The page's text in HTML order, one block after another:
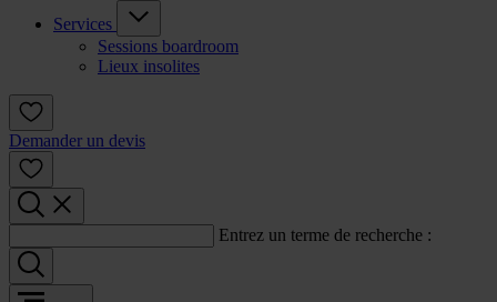
Services
Sessions boardroom
Lieux insolites
Demander un devis
Entrez un terme de recherche :